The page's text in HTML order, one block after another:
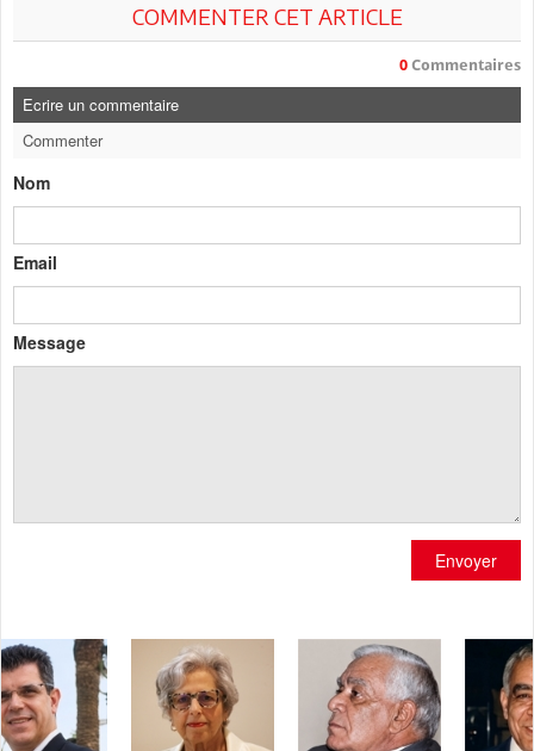
COMMENTER CET ARTICLE
0 Commentaires
Ecrire un commentaire
Commenter
Nom
Email
Message
Envoyer